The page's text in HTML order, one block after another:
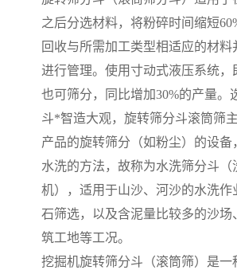
之后分选材料，将粉碎时间缩短
回收与所需加工类型相适应的材料
进行管理。使用寸动式液压系统，
也可筛分，同比增加30%的产量。
斗*智造大观，旋转筛分斗滚筒筛
产品的旋转筛分（如粉尘）的设备
水洗的方法，故称为水洗筛分斗（
机），适用于山沙、河沙的水洗作
石筛选，以及含泥量比较多的沙场
筑工地等工况。
挖掘机旋转筛分斗（滚筒筛）是一